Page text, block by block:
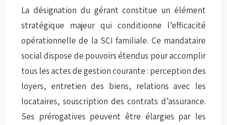
La désignation du gérant constitue un élément
stratégique majeur qui conditionne l’efficacité
opérationnelle de la SCI familiale. Ce mandataire
social dispose de pouvoirs étendus pour accomplir
tous les actes de gestion courante : perception des
loyers, entretien des biens, relations avec les
locataires, souscription des contrats d’assurance.
Ses prérogatives peuvent être élargies par les